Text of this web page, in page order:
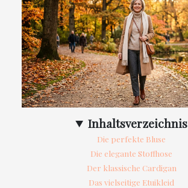
Inhaltsverzeichnis
Die perfekte Bluse
Die elegante Stoffhose
Der klassische Cardigan
Das vielseitige Etuikleid